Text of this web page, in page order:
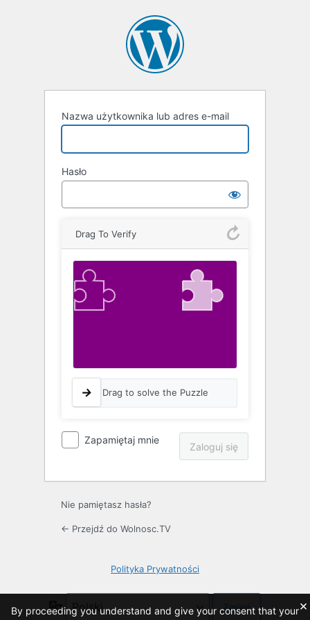
Nazwa użytkownika lub adres e-mail
Hasło
Drag To Verify
Drag to solve the Puzzle
Zapamiętaj mnie
Nie pamiętasz hasła?
← Przejdź do Wolnosc.TV
Polityka Prywatności
Język
By proceeding you understand and give your consent that your×